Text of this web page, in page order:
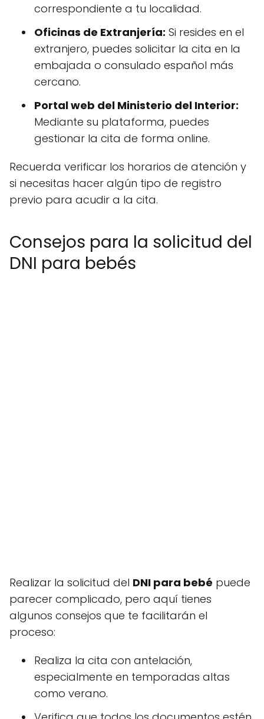
correspondiente a tu localidad.
Oficinas de Extranjería: Si resides en el
extranjero, puedes solicitar la cita en la
embajada o consulado español más
cercano.
Portal web del Ministerio del Interior:
Mediante su plataforma, puedes
gestionar la cita de forma online.
Recuerda verificar los horarios de atención y
si necesitas hacer algún tipo de registro
previo para acudir a la cita.
Consejos para la solicitud del
DNI para bebés
Realizar la solicitud del DNI para bebé puede
parecer complicado, pero aquí tienes
algunos consejos que te facilitarán el
proceso:
Realiza la cita con antelación,
especialmente en temporadas altas
como verano.